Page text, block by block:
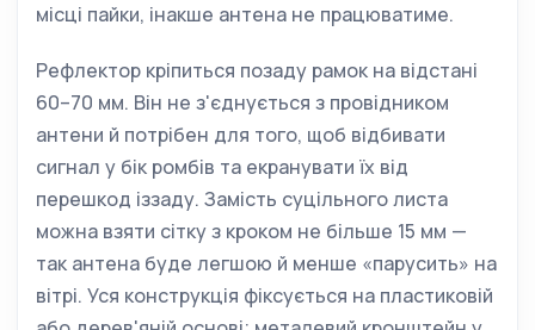
місці пайки, інакше антена не працюватиме.
Рефлектор кріпиться позаду рамок на відстані
60–70 мм. Він не з'єднується з провідником
антени й потрібен для того, щоб відбивати
сигнал у бік ромбів та екранувати їх від
перешкод іззаду. Замість суцільного листа
можна взяти сітку з кроком не більше 15 мм —
так антена буде легшою й менше «парусить» на
вітрі. Уся конструкція фіксується на пластиковій